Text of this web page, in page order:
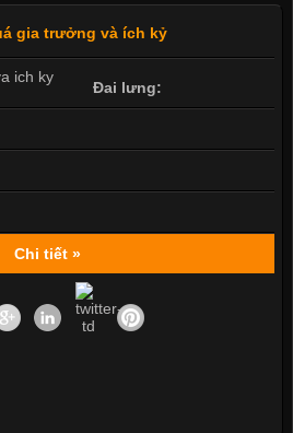
gia trưởng và ích kỷ
Đai lưng:
Chi tiết »